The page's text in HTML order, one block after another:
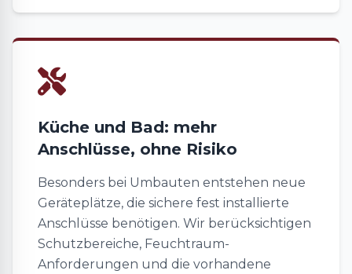
Küche und Bad: mehr
Anschlüsse, ohne Risiko
Besonders bei Umbauten entstehen neue
Geräteplätze, die sichere fest installierte
Anschlüsse benötigen. Wir berücksichtigen
Schutzbereiche, Feuchtraum-
Anforderungen und die vorhandene